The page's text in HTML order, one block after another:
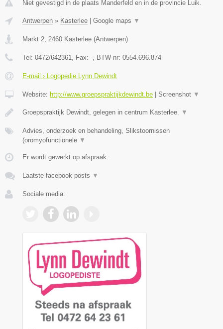
Niet gevestigd in de plaats Manderfeld en in de provincie Luik.
Antwerpen » Kasterlee Google maps ▼
Markt 2, 2460 Kasterlee (Antwerpen)
Tel: 0472/642361, Fax: -, BTW-nr: 0554.696.874
E-mail › Logopedie Lynn Dewindt
Website: http://www.groepspraktijkdewindt.be Screenshot ▼
Groepspraktijk Dewindt, gelegen in centrum Kasterlee. ▼
Advies, onderzoek en behandeling, Slikstoornissen
(oromyofunctionele ▼
Er wordt gewerkt op afspraak.
Laatste facebook posts ▼
Sociale media: